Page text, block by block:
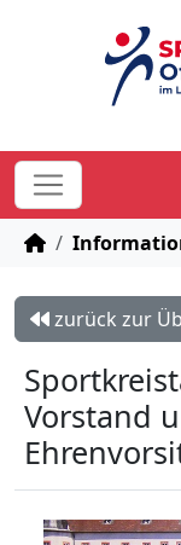
STARTSEITE
zurück zur
Vorstand